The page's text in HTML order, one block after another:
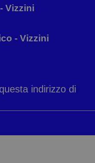
Vizzini
- Vizzini
indirizzo di